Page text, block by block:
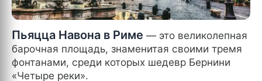
Пьяцца Навона в Риме — это великолепная
барочная площадь, знаменитая своими тремя
фонтанами, среди которых шедевр Бернини
«Четыре реки».